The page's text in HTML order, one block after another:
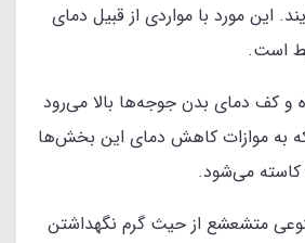
این مورد با مواردی از قبیل دمای
است.
و کف دمای بدن جوجه‌ها بالا می‌رود
به موازات کاهش دمای این بخش‌ها
کاسته می‌شود.
متشعشع از حیث گرم نگهداشتن